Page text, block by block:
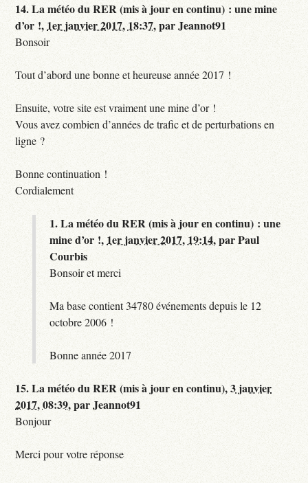
14.La météo du RER (mis à jour en continu) : une mine
d’or !, 1er janvier 2017, 18:37,parJeannot91
Bonsoir
Tout d’abord une bonne et heureuse année 2017 !
Ensuite, votre site est vraiment une mine d’or !
Vous avez combien d’années de trafic et de perturbations en
ligne ?
Bonne continuation !
Cordialement
1.La météo du RER (mis à jour en continu) : une
mine d’or !, 1er janvier 2017, 19:14,parPaul
Courbis
Bonsoir et merci
Ma base contient 34780 événements depuis le 12
octobre 2006 !
Bonne année 2017
15.La météo du RER (mis à jour en continu),3 janvier
2017, 08:39,parJeannot91
Bonjour
Merci pour votre réponse